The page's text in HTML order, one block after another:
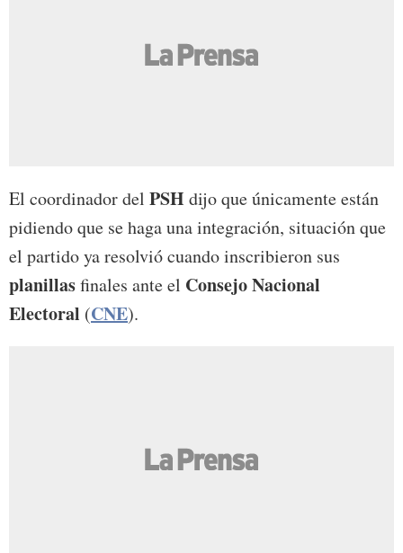
El coordinador del PSH dijo que únicamente están
pidiendo que se haga una integración, situación que
el partido ya resolvió cuando inscribieron sus
planillasfinales ante el Consejo Nacional
Electoral (CNE).